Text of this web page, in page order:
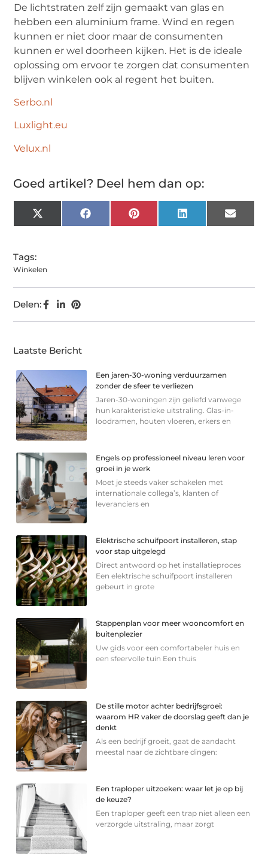
De lichtstraten zelf zijn gemaakt van glas en
hebben een aluminium frame. Wind en regen
kunnen er niet door maar de consumenten
kunnen er wel doorheen kijken. Het is de ideale
oplossing om ervoor te zorgen dat consumenten
blijven winkelen ook al regent het buiten.
Serbo.nl
Luxlight.eu
Velux.nl
Goed artikel? Deel hem dan op:
X
(Twitter)
Facebook Pinterest LinkedIn Email
Tags:
Winkelen
Delen:
Laatste Bericht
Een jaren-30-woning verduurzamen
zonder de sfeer te verliezen
Jaren-30-woningen zijn geliefd vanwege
hun karakteristieke uitstraling. Glas-in-
loodramen, houten vloeren, erkers en
Engels op professioneel niveau leren voor
groei in je werk
Moet je steeds vaker schakelen met
internationale collega’s, klanten of
leveranciers en
Elektrische schuifpoort installeren, stap
voor stap uitgelegd
Direct antwoord op het installatieproces
Een elektrische schuifpoort installeren
gebeurt in grote
Stappenplan voor meer wooncomfort en
buitenplezier
Uw gids voor een comfortabeler huis en
een sfeervolle tuin Een thuis
De stille motor achter bedrijfsgroei:
waarom HR vaker de doorslag geeft dan je
denkt
Als een bedrijf groeit, gaat de aandacht
meestal naar de zichtbare dingen:
Een traploper uitzoeken: waar let je op bij
de keuze?
Een traploper geeft een trap niet alleen een
verzorgde uitstraling, maar zorgt